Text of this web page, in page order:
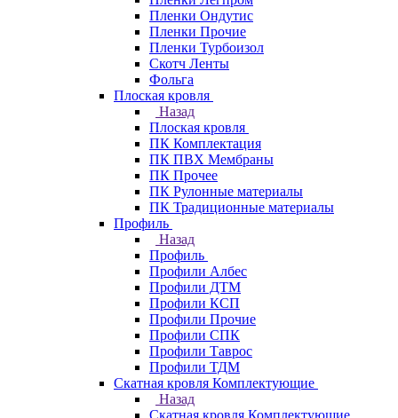
Пленки Ондутис
Пленки Прочие
Пленки Турбоизол
Скотч Ленты
Фольга
Плоская кровля
Назад
Плоская кровля
ПК Комплектация
ПК ПВХ Мембраны
ПК Прочее
ПК Рулонные материалы
ПК Традиционные материалы
Профиль
Назад
Профиль
Профили Албес
Профили ДТМ
Профили КСП
Профили Прочие
Профили СПК
Профили Таврос
Профили ТДМ
Скатная кровля Комплектующие
Назад
Скатная кровля Комплектующие